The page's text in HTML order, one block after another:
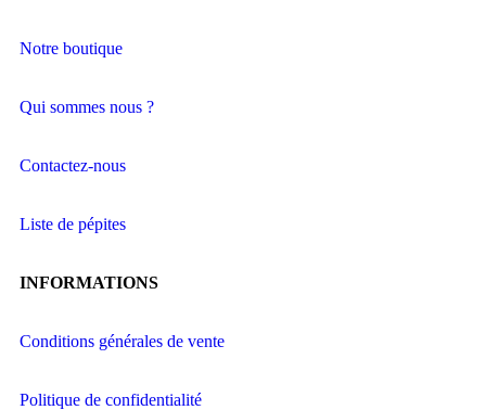
Notre boutique
Qui sommes nous ?
Contactez-nous
Liste de pépites
INFORMATIONS
Conditions générales de vente
Politique de confidentialité